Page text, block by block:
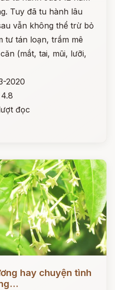
Tuy đã tu hành lâu
vẫn không thể trừ bỏ
tư tán loạn, trầm mê
(mắt, tai, mũi, lưỡi,
2020
4.8
đọc
hay chuyện tình